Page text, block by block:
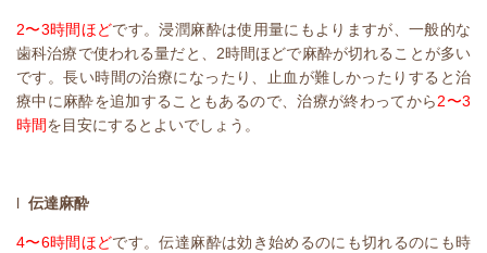
2〜3時間ほどです。浸潤麻酔は使用量にもよりますが、一般的な
歯科治療で使われる量だと、 2時間ほどで麻酔が切れることが多い
です。長い時間の治療になったり、止血が難しかったりすると治
療中に麻酔を追加することもあるので、治療が終わってから2〜3
時間を目安にするとよいでしょう。
l 伝達麻酔
4〜6時間ほどです。伝達麻酔は効き始めるのにも切れるのにも時